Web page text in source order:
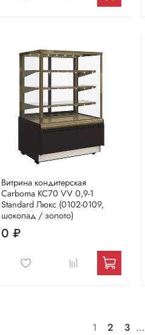
Витрина кондитерская
Carboma KC70 VV 0,9-1
Standard Люкс (0102-0109,
шоколад / золото)
0 ₽
1 2 3 …